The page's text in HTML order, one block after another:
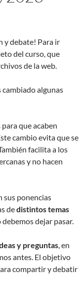
y debate! Para ir
del curso, que
de la web.
algunas
que acaben
cambio evita que se
facilita a los
y no hacen
sus ponencias
dedistintos temas
dejar pasar.
y preguntas, en
antes. El objetivo
compartir y debatir